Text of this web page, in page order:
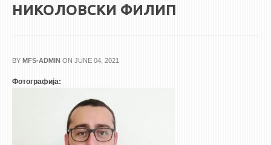
НАУЧНА ДЕЈНОСТ
АПЛИКАТИВНА ДЕЈНОСТ
МЕЃУНАРОДНА СОРАБОТКА
НИКОЛОВСКИ ФИЛИП
BY MFS-ADMIN ON JUNE 04, 2021
Фотографија: